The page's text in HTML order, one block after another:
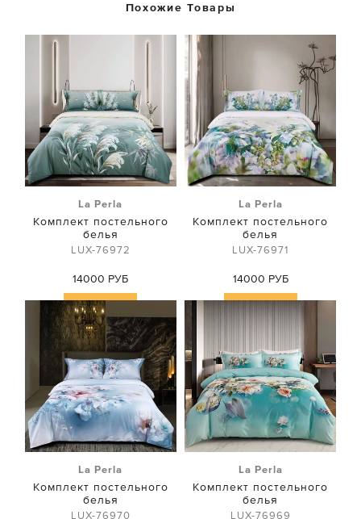
Похожие Товары
La Perla
Комплект постельного
белья
LUX-76972
14000 РУБ
Купить
La Perla
Комплект постельного
белья
LUX-76971
14000 РУБ
Купить
La Perla
Комплект постельного
белья
LUX-76970
La Perla
Комплект постельного
белья
LUX-76969